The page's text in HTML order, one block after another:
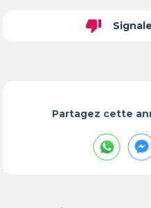
thumb_down
Partagez cette